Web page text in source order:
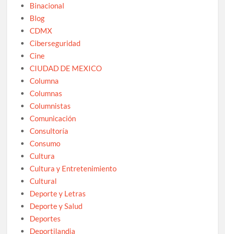
Binacional
Blog
CDMX
Ciberseguridad
Cine
CIUDAD DE MEXICO
Columna
Columnas
Columnistas
Comunicación
Consultoría
Consumo
Cultura
Cultura y Entretenimiento
Cultural
Deporte y Letras
Deporte y Salud
Deportes
Deportilandia